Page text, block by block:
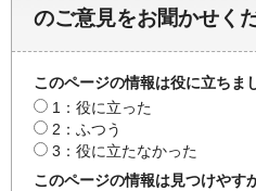
のご意見をお聞かせく
このページの情報は役に立ちま
1：役に立った
2：ふつう
3：役に立たなかった
このページの情報は見つけやす